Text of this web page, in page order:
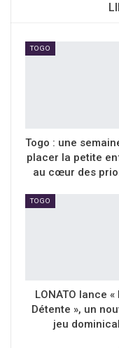
TOGO
Togo : une
placer la petite
au cœur des
TOGO
LONATO lance «
Détente », un
jeu dominical